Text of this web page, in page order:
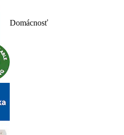
Domácnosť